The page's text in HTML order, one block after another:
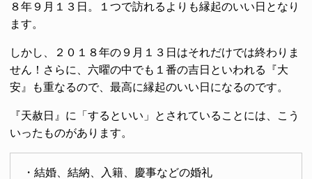
８年９月１３日。１つで訪れるよりも縁起のいい日となり
ます。
しかし、２０１８年の９月１３日はそれだけでは終わりま
せん！さらに、六曜の中でも１番の吉日といわれる『大
安』も重なるので、最高に縁起のいい日になるのです。
『天赦日』に「するといい」とされていることには、こう
いったものがあります。
・結婚、結納、入籍、慶事などの婚礼